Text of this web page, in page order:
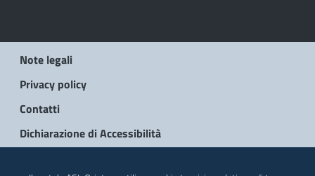
Note legali
Privacy policy
Contatti
Dichiarazione di Accessibilità